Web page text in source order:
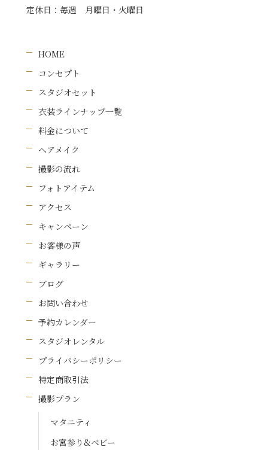
定休日： 毎週 月曜日・火曜日
HOME
コンセプト
スタジオセット
衣装ラインナップ一覧
料金について
ヘアメイク
撮影の流れ
フォトアイテム
アクセス
キャンペーン
お客様の声
ギャラリー
ブログ
お問い合わせ
予約カレンダー
スタジオレンタル
プライバシーポリシー
特定商取引法
撮影プラン
マタニティ
お宮参り&ベビー